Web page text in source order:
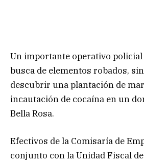
Un importante operativo policial
busca de elementos robados,
descubrir una plantación de
incautación de cocaína en un
Bella Rosa.
Efectivos de la Comisaría de
conjunto con la Unidad Fiscal